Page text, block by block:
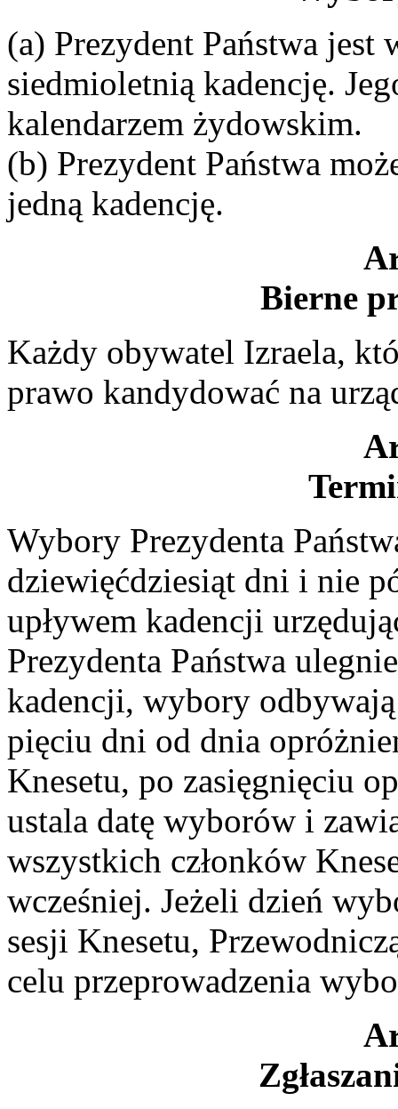
(a) Prezydent Państwa jest
siedmioletnią kadencję.
kalendarzem żydowskim.
(b) Prezydent Państwa
jedną kadencję.
Bierne
Każdy obywatel Izraela,
prawo kandydować na
Wybory Prezydenta
dziewięćdziesiąt dni i nie
upływem kadencji
Prezydenta Państwa
kadencji, wybory
pięciu dni od dnia
Knesetu, po zasięgnięciu
ustala datę wyborów i
wszystkich członków
wcześniej. Jeżeli dzień
sesji Knesetu,
celu przeprowadzenia